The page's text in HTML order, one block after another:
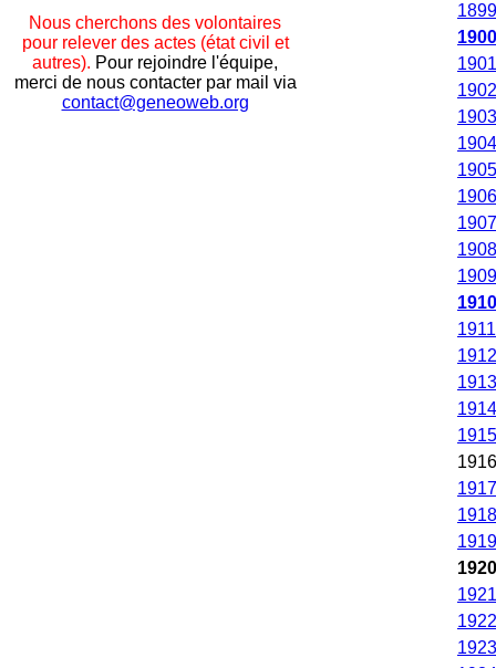
Nous cherchons des volontaires
pour relever des actes (état civil et
autres). Pour rejoindre l'équipe,
merci de nous contacter par mail via
contact@geneoweb.org
1899
1900
1901
1902
1903
1904
1905
1906
1907
1908
1909
1910
1911
1912
1913
1914
1915
1916
1917
1918
1919
1920
1921
1922
1923